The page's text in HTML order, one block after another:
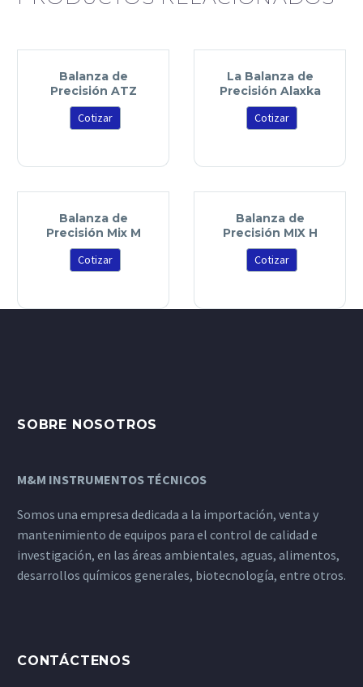
Balanza de
Precisión ATZ
Cotizar
La Balanza de
Precisión Alaxka
Cotizar
Balanza de
Precisión Mix M
Cotizar
Balanza de
Precisión MIX H
Cotizar
SOBRE NOSOTROS
M&M INSTRUMENTOS TÉCNICOS
Somos una empresa dedicada a la importación, venta y
mantenimiento de equipos para el control de calidad e
investigación, en las áreas ambientales, aguas, alimentos,
desarrollos químicos generales, biotecnología, entre otros.
CONTÁCTENOS